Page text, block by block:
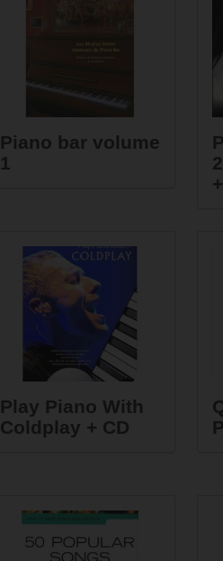
Piano bar volume
1
Play Piano With
Coldplay + CD